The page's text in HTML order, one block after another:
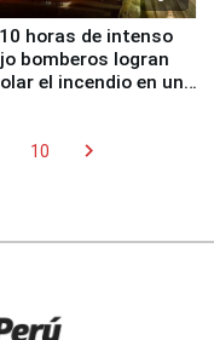
horas de intenso
bomberos logran
el incendio en una
10 chevron_right